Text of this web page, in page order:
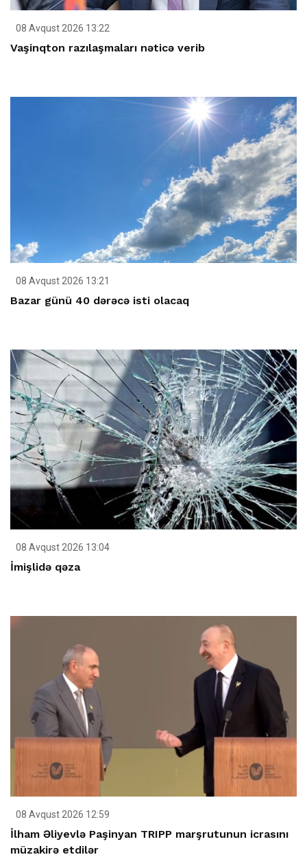
08 Avqust 2026 13:22
Vaşinqton razılaşmaları nəticə verib
08 Avqust 2026 13:21
Bazar günü 40 dərəcə isti olacaq
08 Avqust 2026 13:04
İmişlidə qəza
08 Avqust 2026 12:59
İlham Əliyevlə Paşinyan TRIPP marşrutunun icrasını
müzakirə etdilər